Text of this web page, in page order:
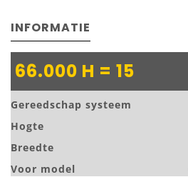
INFORMATIE
66.000 H = 15
Gereedschap systeem
Hogte
Breedte
Voor model